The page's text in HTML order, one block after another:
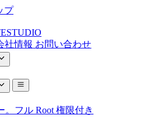
プ
社情報 お問い合わせ
フル Root 権限付き